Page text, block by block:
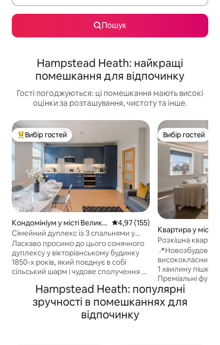
Пошук
Hampstead Heath: найкращі
помешкання для відпочинку
Гості погоджуються: ці помешкання мають високі
оцінки за розташування, чистоту та інше.
Топ вибір гостей
Вибір гостей
Кондомініум у місті Велики
й Лондон
Середня оцінка: 4,97 з 5,
4,97 (155)
Сімейний дуплекс із 3 спальнями у
Вест-Гемпстеді • 3 лінії метро
Ласкаво просимо до цього сонячного
дуплексу у вікторіанському будинку
1850-х років, який поєднує в собі
сільський шарм і чудове сполучення з
двоспальними ліжками, 2 ванні кімнати
та світла вітальня/їдальня на 6 осіб.
Абсолютно нова кухня з
посудомийною машиною, подвійною
Вибір гостей
Вибір гостей
Квартира у місті
ндон
Розкішна
2 спальнями/2
Гемпстеді |
висококласним
1 хвилину пішки
Преміальні
зі стелею 4 м,
Інтернет
дизайнерська
Hampstead Heath: популярні
зручності в помешканнях для
відпочинку